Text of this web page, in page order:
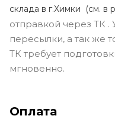
склада в г.Химки (см. в
отправкой через ТК .
пересылки, а так же
ТК требует
мгновенно.
Оплата